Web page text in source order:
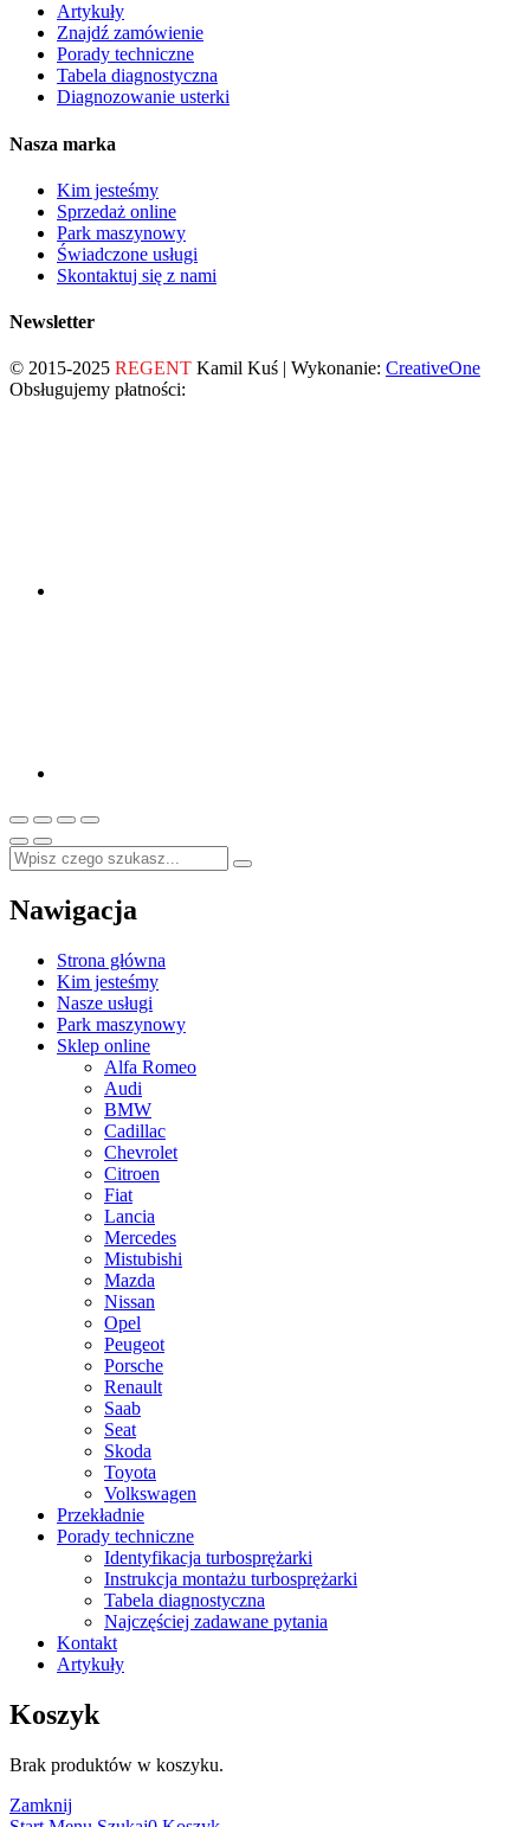
Artykuły
Znajdź zamówienie
Porady techniczne
Tabela diagnostyczna
Diagnozowanie usterki
Nasza marka
Kim jesteśmy
Sprzedaż online
Park maszynowy
Świadczone usługi
Skontaktuj się z nami
Newsletter
© 2015-2025 REGENT Kamil Kuś | Wykonanie: CreativeOne
Obsługujemy płatności:
Nawigacja
Strona główna
Kim jesteśmy
Nasze usługi
Park maszynowy
Sklep online
Alfa Romeo
Audi
BMW
Cadillac
Chevrolet
Citroen
Fiat
Lancia
Mercedes
Mistubishi
Mazda
Nissan
Opel
Peugeot
Porsche
Renault
Saab
Seat
Skoda
Toyota
Volkswagen
Przekładnie
Porady techniczne
Identyfikacja turbosprężarki
Instrukcja montażu turbosprężarki
Tabela diagnostyczna
Najczęściej zadawane pytania
Kontakt
Artykuły
Koszyk
Brak produktów w koszyku.
Zamknij